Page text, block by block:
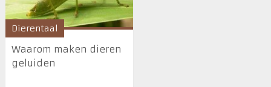
Dierentaal
Waarom maken dieren
geluiden